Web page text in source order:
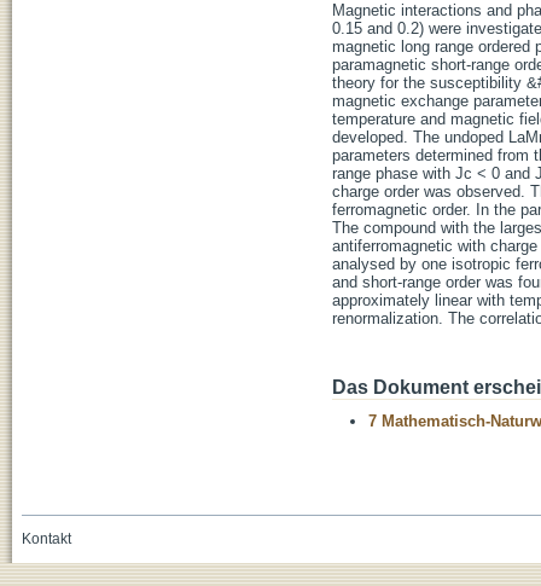
Magnetic interactions and
0.15 and 0.2) were
magnetic long range ordered
paramagnetic short-range
theory for the susceptibility
magnetic exchange
temperature and magnetic
developed. The undoped
parameters determined from
range phase with Jc < 0 and
charge order was observed.
ferromagnetic order. In the
The compound with the
antiferromagnetic with
analysed by one isotropic
and short-range order was
approximately linear with
renormalization. The
Das Dokument
7 Mathematisch-
Kontakt